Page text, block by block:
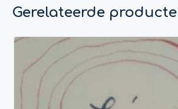
Gerelateerde